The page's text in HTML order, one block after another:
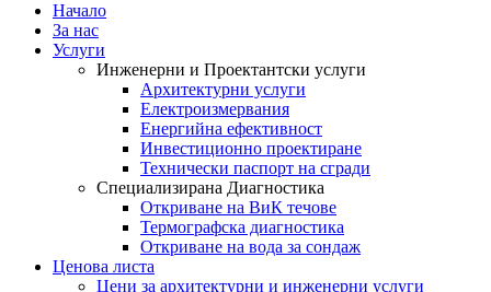
Начало
За нас
Услуги
Инженерни и Проектантски услуги
Архитектурни услуги
Електроизмервания
Енергийна ефективност
Инвестиционно проектиране
Технически паспорт на сгради
Специализирана Диагностика
Откриване на ВиК течове
Термографска диагностика
Откриване на вода за сондаж
Ценова листа
Цени за архитектурни и инженерни услуги